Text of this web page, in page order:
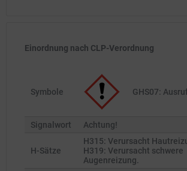
Einordnung nach CLP-Verordnung
Symbole GHS07:
Signalwort Achtung!
H-Sätze
H315: Verursacht
H319: Verursacht schwere
Augenreizung.